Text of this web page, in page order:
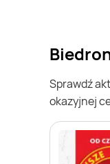
Sprawdź
okazyjnej